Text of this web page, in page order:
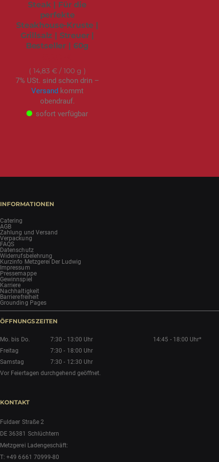
Steak | Für die
perfekte
Steakhouse-Kruste |
Grillsalz | Streuer |
Bestseller | 60g
14,83 €/ 100 g
7% USt. sind schon drin –
Versand kommt
obendrauf.
sofort verfügbar
INFORMATIONEN
Catering
AGB
Zahlung und Versand
Verpackung
FAQS
Datenschutz
Widerrufsbelehrung
Kurzinfo Metzgerei Der Ludwig
Impressum
Pressemappe
Gewinnspiel
Karriere
Nachhaltigkeit
Barrierefreiheit
Grounding Pages
ÖFFNUNGSZEITEN
Mo. bis Do. 7:30 - 13:00 Uhr
14:45 - 18:00 Uhr*
Freitag
7:30 - 18:00 Uhr
Samstag
7:30 - 12:30 Uhr
Vor Feiertagen durchgehend geöffnet.
KONTAKT
Fuldaer Straße 2
DE 36381 Schlüchtern
Metzgerei Ladengeschäft:
T:+49 6661 70999-80